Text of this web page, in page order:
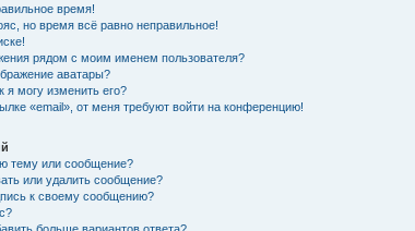
время!
но время всё равно неправильное!
рядом с моим именем пользователя?
аватары?
я могу изменить его?
«email», от меня требуют войти на конференцию!
тему или сообщение?
или удалить сообщение?
к своему сообщению?
больше вариантов ответа?